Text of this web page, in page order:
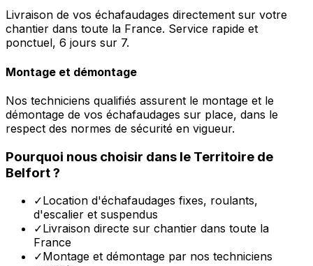
Livraison de vos échafaudages directement sur votre
chantier dans toute la France. Service rapide et
ponctuel, 6 jours sur 7.
Montage et démontage
Nos techniciens qualifiés assurent le montage et le
démontage de vos échafaudages sur place, dans le
respect des normes de sécurité en vigueur.
Pourquoi nous choisir dans le Territoire de
Belfort?
✓Location d'échafaudages fixes, roulants,
d'escalier et suspendus
✓Livraison directe sur chantier dans toute la
France
✓Montage et démontage par nos techniciens